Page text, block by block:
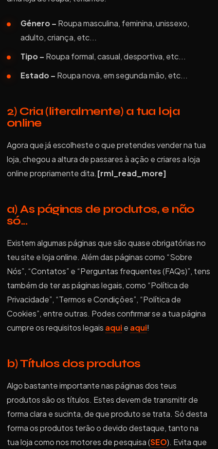
Género – Roupa masculina, feminina, unissexo,
adulto, criança, etc...
Tipo – Roupa formal, casual, desportiva, etc...
Estado – Roupa nova, em segunda mão, etc...
2) Cria (literalmente) a tua loja
online
Agora que já escolheste o que pretendes vender na tua
loja, chegou a altura de passares à ação e criares a loja
online propriamente dita.[rml_read_more]
a) As páginas de produtos, e não
só...
Existem algumas páginas que são quase obrigatórias no
teu site e loja online. Além das páginas como “Sobre
Nós”, “Contatos” e “Perguntas frequentes (FAQs)”, tens
também de ter as páginas legais, como “Política de
Privacidade”, “Termos e Condições”, “Política de
Cookies”, entre outras. Podes confirmar se a tua página
cumpre os requisitos legais aquie aqui!
b) Títulos dos produtos
Algo bastante importante nas páginas dos teus
produtos são os títulos. Estes devem de transmitir de
forma clara e sucinta, de que produto se trata. Só desta
forma os produtos terão o devido destaque, tanto na
tua loja como nos motores de pesquisa (SEO). Evita que